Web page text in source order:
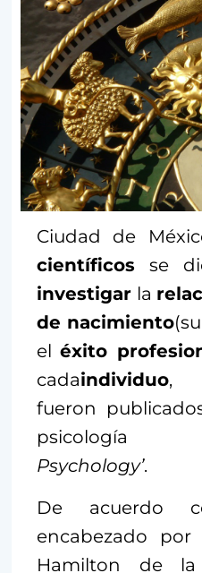
Ciudad de
científicos se
investigar la
de nacimiento(su
eléxito
cadaindividuo,
fueron
Psychology’.
De acuerdo
encabezado
Hamilton de la